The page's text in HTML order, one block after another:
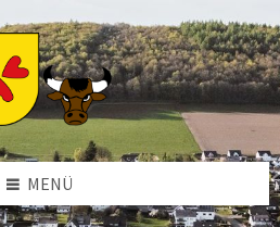
MENÜ